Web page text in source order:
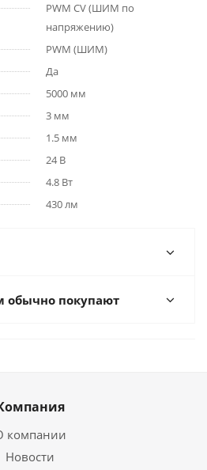
PWM СV (ШИМ по
напряжению)
PWM (ШИМ)
Да
5000 мм
3 мм
1.5 мм
24 В
4.8 Вт
430 лм
обычно покупают
компании
Новости